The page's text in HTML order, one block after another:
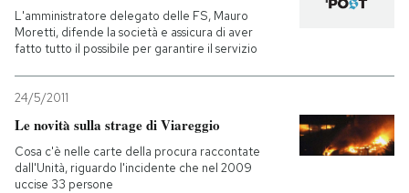
L'amministratore delegato delle FS, Mauro
Moretti, difende la società e assicura di aver
fatto tutto il possibile per garantire il servizio
24/5/2011
Le novità sulla strage di Viareggio
Cosa c'è nelle carte della procura raccontate
dall'Unità, riguardo l'incidente che nel 2009
uccise 33 persone